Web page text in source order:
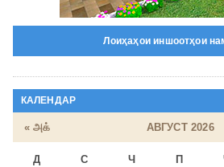
Лоиҳаҳои иншоотҳои
КАЛЕНДАР
АВГУСТ 2026
Д С Ч П
« அக்